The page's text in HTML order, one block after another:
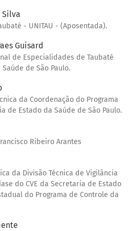
Silva
- UNITAU - (Aposentada).
Guisard
de Especialidades de Taubaté
de São Paulo.
da Coordenação do Programa
de Estado da Saúde de São Paulo.
Ribeiro Arantes
da Divisão Técnica de Vigilância
do CVE da Secretaria de Estado
do Programa de Controle da